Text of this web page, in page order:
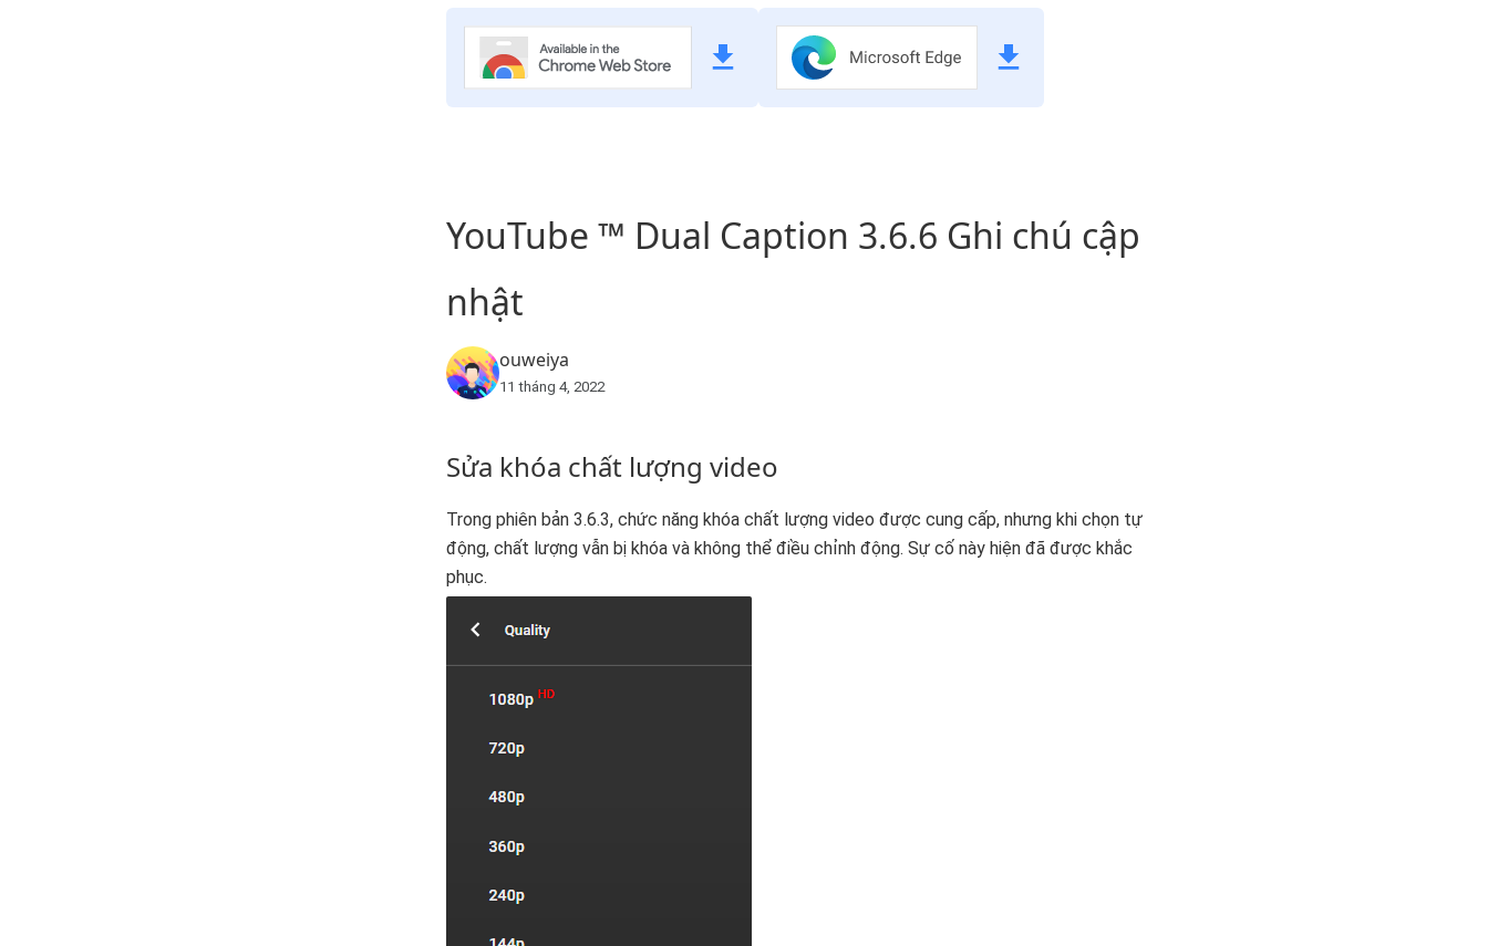
YouTube ™ Dual Caption 3.6.6 Ghi chú cập
nhật
ouweiya
11 tháng 4, 2022
Sửa khóa chất lượng video
Trong phiên bản 3.6.3, chức năng khóa chất lượng video được cung cấp, nhưng khi chọn tự
động, chất lượng vẫn bị khóa và không thể điều chỉnh động. Sự cố này hiện đã được khắc
phục.